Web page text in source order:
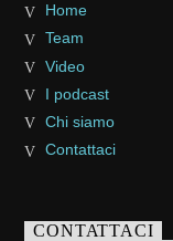
Home
Team
Video
I podcast
Chi siamo
Contattaci
CONTATTACI